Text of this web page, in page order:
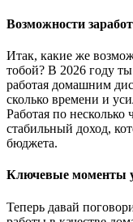
Возможности
Итак, какие же
тобой? В 2026 году
работая домашним
сколько времени и
Работая по
стабильный доход,
бюджета.
Ключевые моменты
Теперь давай